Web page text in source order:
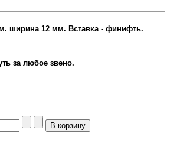
ширина 12 мм. Вставка - финифть.
за любое звено.